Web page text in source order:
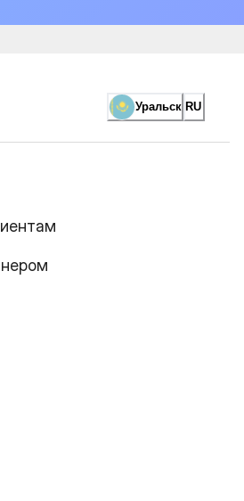
Уральск RU